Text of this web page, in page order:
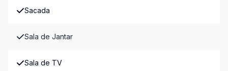
Sacada
Sala de Jantar
Sala de TV